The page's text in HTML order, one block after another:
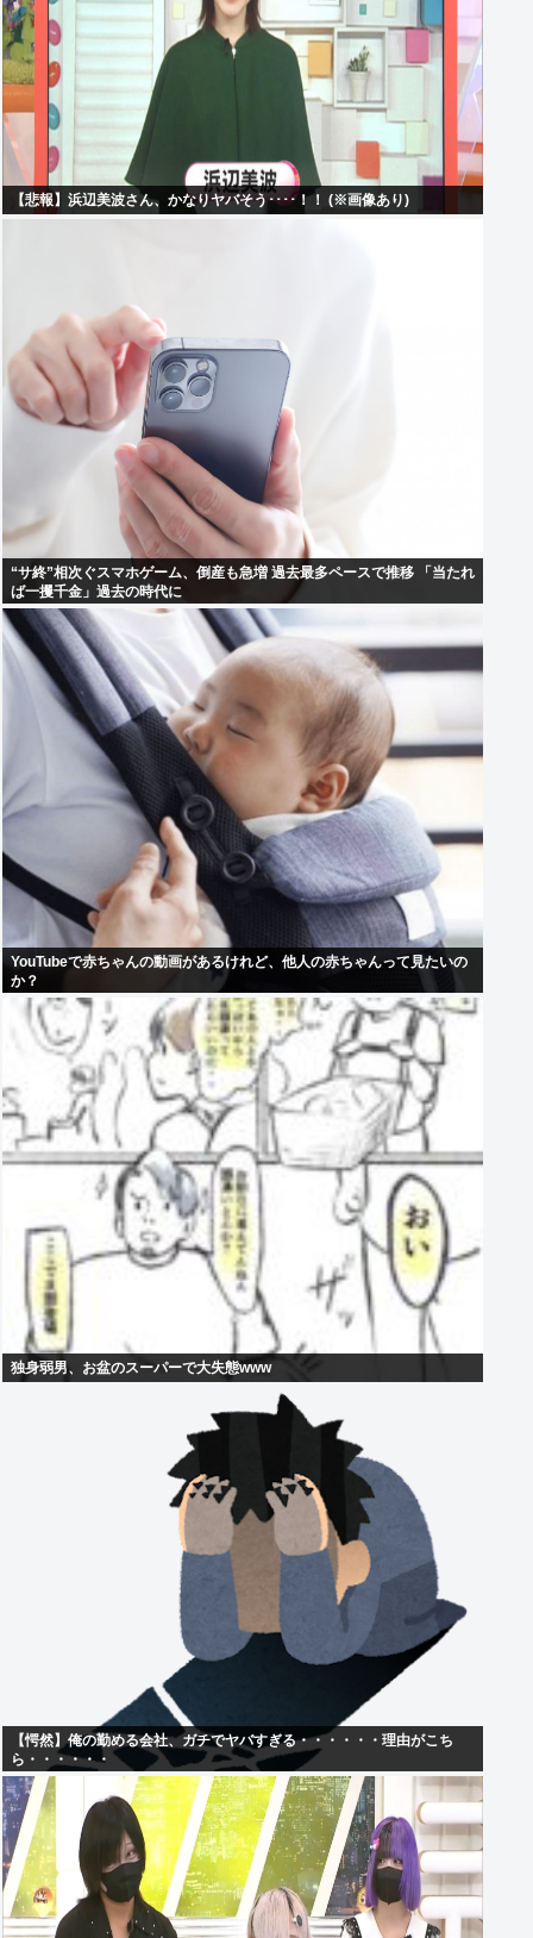
【悲報】浜辺美波さん、かなりヤバそう････！！ (※画像あり)
“サ終”相次ぐスマホゲーム、倒産も急増 過去最多ペースで推移 「当たれ
ば一攫千金」過去の時代に
YouTubeで赤ちゃんの動画があるけれど、他人の赤ちゃんって見たいの
か？
独身弱男、お盆のスーパーで大失態www
【愕然】俺の勤める会社、ガチでヤバすぎる・・・・・・理由がこち
ら・・・・・・